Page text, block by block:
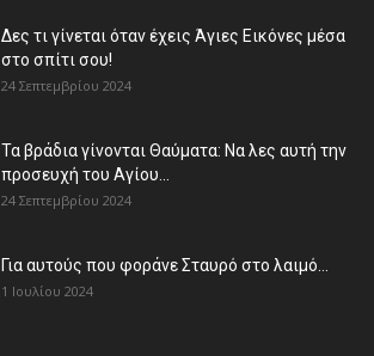
Δες τι γίνεται όταν έχεις Άγιες Εικόνες μέσα
στο σπίτι σου!
24 Σεπτεμβρίου 2024
Τα βράδια γίνονται Θαύματα: Να λες αυτή την
προσευχή του Αγίου...
24 Σεπτεμβρίου 2024
Για αυτούς που φοράνε Σταυρό στο λαιμό…
1 Ιουλίου 2024